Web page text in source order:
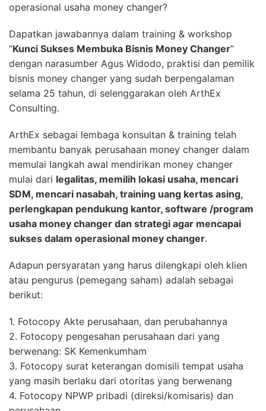
operasional usaha money changer?
Dapatkan jawabannya dalam training & workshop
“Kunci Sukses Membuka Bisnis Money Changer”
dengan narasumber Agus Widodo, praktisi dan pemilik
bisnis money changer yang sudah berpengalaman
selama 25 tahun, di selenggarakan oleh ArthEx
Consulting.
ArthEx sebagai lembaga konsultan & training telah
membantu banyak perusahaan money changer dalam
memulai langkah awal mendirikan money changer
mulai dari legalitas, memilih lokasi usaha, mencari
SDM, mencari nasabah, training uang kertas asing,
perlengkapan pendukung kantor, software /program
usaha money changer dan strategi agar mencapai
sukses dalam operasional money changer.
Adapun persyaratan yang harus dilengkapi oleh klien
atau pengurus (pemegang saham) adalah sebagai
berikut:
1. Fotocopy Akte perusahaan, dan perubahannya
2. Fotocopy pengesahan perusahaan dari yang
berwenang: SK Kemenkumham
3. Fotocopy surat keterangan domisili tempat usaha
yang masih berlaku dari otoritas yang berwenang
4. Fotocopy NPWP pribadi (direksi/komisaris) dan